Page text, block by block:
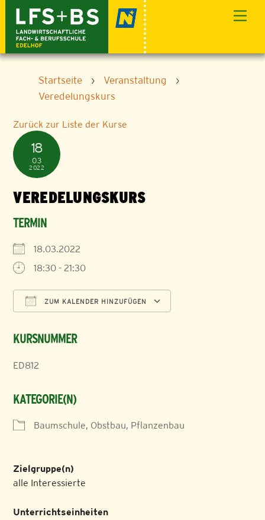
content
Startseite › Veranstaltung
›
Veredelungskurs
Zurück zur Liste der Kurse
18
03
2022
VEREDELUNGSKURS
TERMIN
18.03.2022
18:30 - 21:30
ZUM KALENDER HINZUFÜGEN
KURSNUMMER
ED812
KATEGORIE(N)
Baumschule, Obstbau, Pflanzenbau
Zielgruppe(n)
alle Interessierte
Unterrichtseinheiten